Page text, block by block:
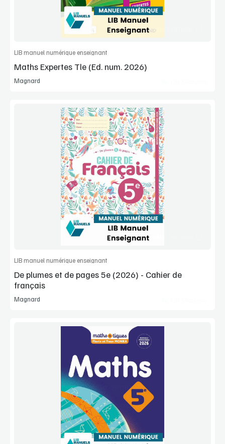
Commander l'article
LIB manuel numérique enseignant
Maths Expertes Tle (Ed. num. 2026)
Magnard
Voir la démo
Manuel complet
Commander l'article
LIB manuel numérique enseignant
De plumes et de pages 5e (2026) - Cahier de
français
Magnard
Voir la démo
Manuel complet